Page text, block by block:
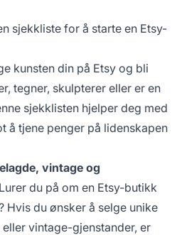
sjekkliste for å starte en Etsy-
kunsten din på Etsy og bli
tegner, skulpterer eller er en
sjekklisten hjelper deg med
å tjene penger på lidenskapen
vintage og
du på om en Etsy-butikk
du ønsker å selge unike
vintage-gjenstander, er